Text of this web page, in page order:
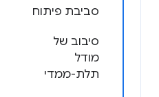
סביבת פיתוח
סיבוב של
מודל
תלת-ממדי